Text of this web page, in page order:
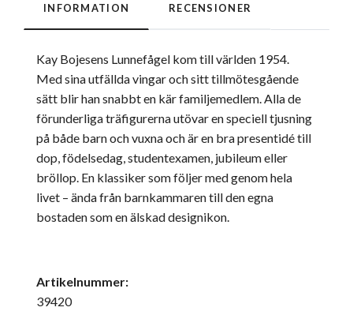
INFORMATION RECENSIONER
Kay Bojesens Lunnefågel kom till världen 1954.
Med sina utfällda vingar och sitt tillmötesgående
sätt blir han snabbt en kär familjemedlem. Alla de
förunderliga träfigurerna utövar en speciell tjusning
på både barn och vuxna och är en bra presentidé till
dop, födelsedag, studentexamen, jubileum eller
bröllop. En klassiker som följer med genom hela
livet – ända från barnkammaren till den egna
bostaden som en älskad designikon.
Artikelnummer:
39420